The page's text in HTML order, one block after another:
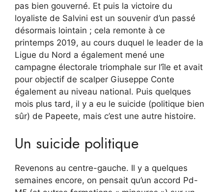
pas bien gouverné. Et puis la victoire du
loyaliste de Salvini est un souvenir d’un passé
désormais lointain ; cela remonte à ce
printemps 2019, au cours duquel le leader de la
Ligue du Nord a également mené une
campagne électorale triomphale sur l’île et avait
pour objectif de scalper Giuseppe Conte
également au niveau national. Puis quelques
mois plus tard, il y a eu le suicide (politique bien
sûr) de Papeete, mais c’est une autre histoire.
Un suicide politique
Revenons au centre-gauche. Il y a quelques
semaines encore, on pensait qu’un accord Pd-